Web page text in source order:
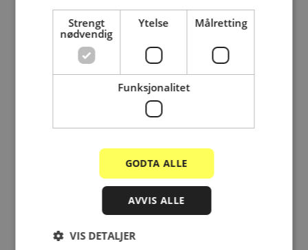
Ingen oppstartsgebyr
Strengt
nødvendig
Ytelse Målretting
Funksjonalitet
GODTA ALLE
AVVIS ALLE
VIS DETALJER